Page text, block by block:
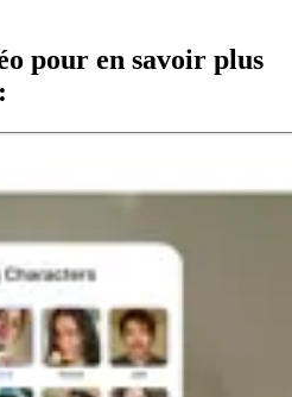
pour en savoir plus